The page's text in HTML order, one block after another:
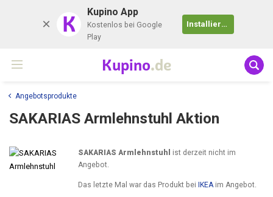
K Kupino App
Kostenlos bei Google
Play
Installieren
Kupino.de
Angebotsprodukte
SAKARIAS Armlehnstuhl Aktion
SAKARIAS Armlehnstuhl
ist derzeit nicht im
Angebot.
Das letzte Mal war das Produkt bei IKEAim Angebot.